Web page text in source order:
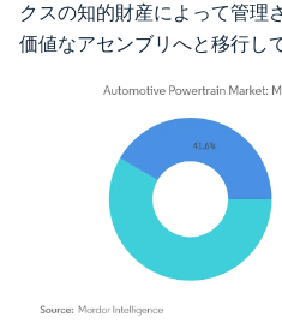
クスの知的財産によって管理
価値なアセンブリへと移行し